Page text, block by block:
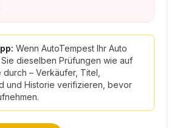
Wenn AutoTempest Ihr Auto
dieselben Prüfungen wie auf
– Verkäufer, Titel,
und Historie verifizieren, bevor